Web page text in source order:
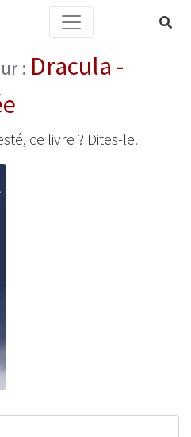
: Dracula -
ce livre ? Dites-le.